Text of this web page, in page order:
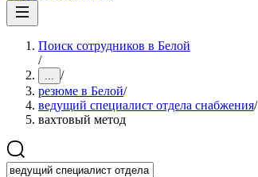
Поиск сотрудников в Белой
/
... /
резюме в Белой/
ведущий специалист отдела снабжения/
вахтовый метод